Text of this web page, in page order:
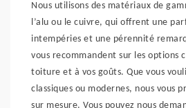
Nous utilisons des matériaux de
l’alu ou le cuivre, qui offrent une
intempéries et une pérennité
vous recommandent sur les options
toiture et à vos goûts. Que vous
classiques ou modernes, nous vous
sur mesure. Vous pouvez nous